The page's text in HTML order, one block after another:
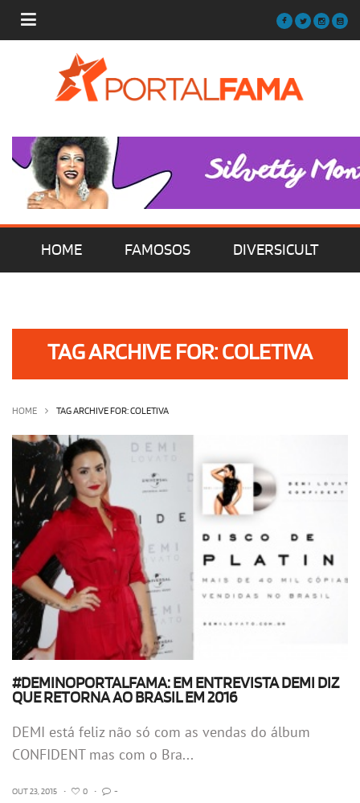
HOME FAMOSOS DIVERSICULT
OLHA ISSO! EU QUERO!
TAG ARCHIVE FOR: COLETIVA
HOME TAG ARCHIVE FOR: COLETIVA
#DEMINOPORTALFAMA: EM ENTREVISTA DEMI DIZ
QUE RETORNA AO BRASIL EM 2016
DEMI está feliz não só com as vendas do álbum
CONFIDENT mas com o Bra...
OUT 23, 2015 • 0 • -